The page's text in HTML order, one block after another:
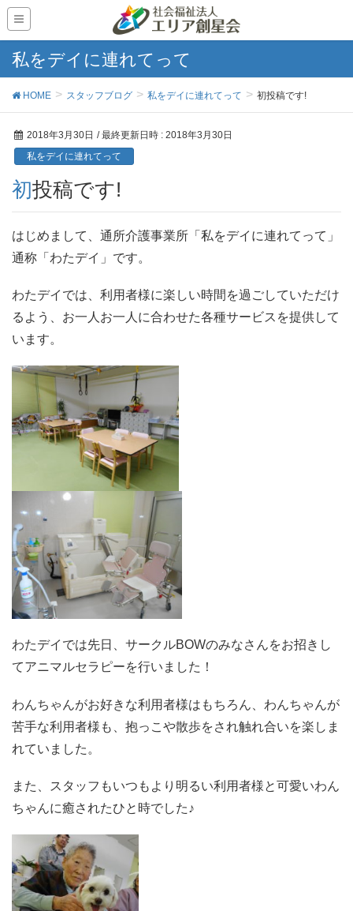
私をデイに連れてって
HOME スタッフブログ 私をデイに連れてって 初投稿です!
2018年3月30日 / 最終更新日時 : 2018年3月30日
私をデイに連れてって
初投稿です!
はじめまして、通所介護事業所「私をデイに連れてって」
通称「わたデイ」です。
わたデイでは、利用者様に楽しい時間を過ごしていただけ
るよう、お一人お一人に合わせた各種サービスを提供して
います。
わたデイでは先日、サークルBOWのみなさんをお招きし
てアニマルセラピーを行いました！
わんちゃんがお好きな利用者様はもちろん、わんちゃんが
苦手な利用者様も、抱っこや散歩をされ触れ合いを楽しま
れていました。
また、スタッフもいつもより明るい利用者様と可愛いわん
ちゃんに癒されたひと時でした♪